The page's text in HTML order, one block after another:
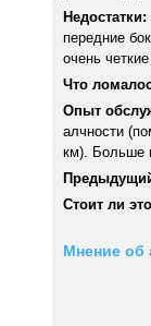
Недостатки:
передние
очень
Что
Опыт
алчности
км). Больше
Стоит ли
Мнение об